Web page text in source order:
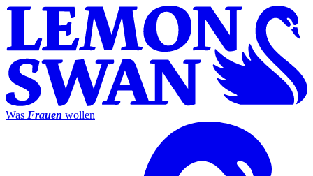
Was Frauen wollen